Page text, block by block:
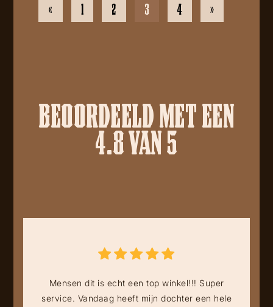
« 1 2 3 4 »
BEOORDEELD MET EEN
4.8 VAN 5
Mensen dit is echt een top winkel!!! Super
service. Vandaag heeft mijn dochter een hele